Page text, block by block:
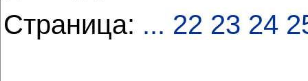
Страница: ... 22 23 24